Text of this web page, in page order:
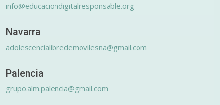
info@educaciondigitalresponsable.org
Navarra
adolescencialibredemovilesna@gmail.com
Palencia
grupo.alm.palencia@gmail.com